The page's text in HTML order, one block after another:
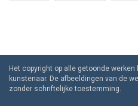
Het copyright op alle getoonde
kunstenaar. De afbeeldingen van de
zonder schriftelijke toestemming.